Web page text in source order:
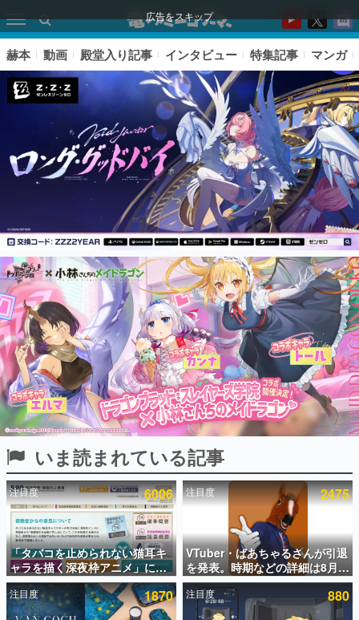
広告をスキップ
ピックアップ
電ファミのいま読まれている記事ランキング
アプリセール情報
インタビュー
連載・特集一覧
殿堂入り記事
SNS拡散数が数千以上！ ページビュー数万以上！ などな
ど。多くの人々に読まれた、電ファミ渾身の“殿堂入り”記
事をまとめました。
ゲームの企画書
名作ゲームクリエイターの方々に製作時のエピソードをお
聞きし、ヒットする企画（ゲーム）とは何か？を探ってい
きます。
赫本
この物語を解いてはいけない。『赫本』は、〈試験問題〉
の形をした短編ホラー小説集です。
赫本 動画 殿堂入り記事 インタビュー 特集記事 マンガ
いま読まれている記事
注目度 6006
「タバコを止められない猫耳キ
ャラを描く深夜枠アニメ」に視
聴者の一部から批判意見。違法
薬物の使用と思しき描写も含め
て、BPOが議論を交わす
注目度 2475
VTuber・ばあちゃるさんが引退
を発表。時期などの詳細は8月9
日15時からの配信で説明
注目度 1870 注目度 880